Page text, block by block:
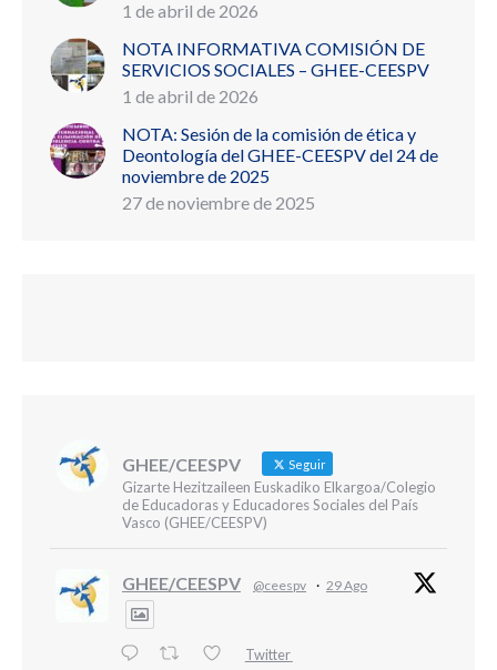
1 de abril de 2026
NOTA INFORMATIVA COMISIÓN DE
SERVICIOS SOCIALES – GHEE-CEESPV
1 de abril de 2026
NOTA: Sesión de la comisión de ética y
Deontología del GHEE-CEESPV del 24 de
noviembre de 2025
27 de noviembre de 2025
GHEE/CEESPV Seguir
Gizarte Hezitzaileen Euskadiko Elkargoa/Colegio
de Educadoras y Educadores Sociales del País
Vasco (GHEE/CEESPV)
GHEE/CEESPV @ceespv · 29 Ago
Twitter